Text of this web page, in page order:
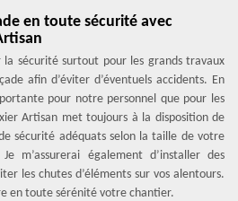
en toute sécurité avec
sécurité surtout pour les grands travaux
afin d’éviter d’éventuels accidents. En
pour notre personnel que pour les
Artisan met toujours à la disposition de
sécurité adéquats selon la taille de votre
m’assurerai également d’installer des
les chutes d’éléments sur vos alentours.
en toute sérénité votre chantier.